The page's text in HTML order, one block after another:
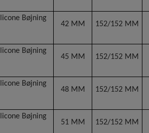
- olie- og kemikalie bestandig
bøjninger & reducere
Spændebånd
& fittings
sidespejle
Vidvinkelspejle& fittings
Støddæmpere
Bøjning
42 MM 152/152 MM
Bøjning
45 MM 152/152 MM
Bøjning
48 MM 152/152 MM
Bøjning
51 MM 152/152 MM